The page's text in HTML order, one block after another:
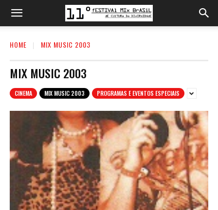
HOME MIX MUSIC 2003
MIX MUSIC 2003
CINEMA MIX MUSIC 2003 PROGRAMAS E EVENTOS ESPECIAIS